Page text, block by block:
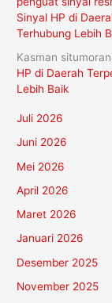
Sinyal HP di
Terhubung Lebih
Kasman
HP di Daerah
Lebih Baik
Juli 2026
Juni 2026
Mei 2026
April 2026
Maret 2026
Januari 2026
Desember 2025
November 2025